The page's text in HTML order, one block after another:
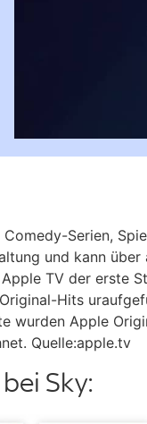
Serien,
und kann
TV der erste
Hits
wurden Apple
Quelle:apple.tv
Sky: